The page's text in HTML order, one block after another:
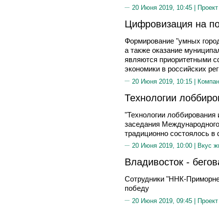
20 Июня 2019, 10:45 |
Цифровизация на
Формирование "умных
а также оказание
являются приоритетными
экономики в российских
20 Июня 2019, 10:15 |
Технологии
"Технологии лоббирования
заседания
традиционно состоялось в
20 Июня 2019, 10:00 | Вкус
Владивосток -
Сотрудники "ННК-
победу
20 Июня 2019, 09:45 |